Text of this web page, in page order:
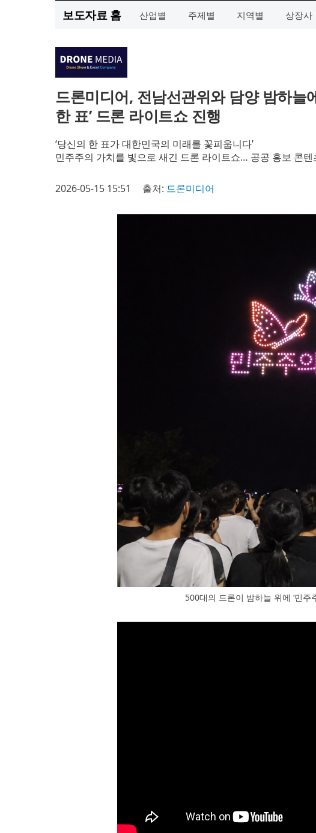
보도자료 홈 산업별 주제별 지역별 상장사
드론미디어, 전남선관위와 담양 밤하늘
한 표’ 드론 라이트쇼 진행
‘당신의 한 표가 대한민국의 미래를 꽃피웁니다’
민주주의 가치를 빛으로 새긴 드론 라이트쇼… 공공 홍보 콘텐
2026-05-15 15:51 출처: 드론미디어
500대의 드론이 밤하늘 위에 ‘민